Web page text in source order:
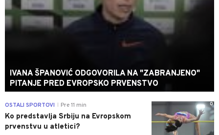
IVANA ŠPANOVIĆ ODGOVORILA NA "ZABRANJENO"
PITANJE PRED EVROPSKO PRVENSTVO
0
OSTALI SPORTOVI Pre 11 min
Ko predstavlja Srbiju na Evropskom
prvenstvu u atletici?